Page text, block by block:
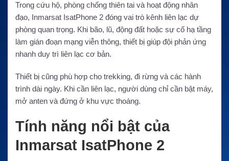
Trong cứu hộ, phòng chống thiên tai và hoạt động nhân
đạo, Inmarsat IsatPhone 2 đóng vai trò kênh liên lạc dự
phòng quan trọng. Khi bão, lũ, động đất hoặc sự cố hạ tầng
làm gián đoạn mạng viễn thông, thiết bị giúp đội phản ứng
nhanh duy trì liên lạc cơ bản.
Thiết bị cũng phù hợp cho trekking, đi rừng và các hành
trình dài ngày. Khi cần liên lạc, người dùng chỉ cần bật máy,
mở anten và đứng ở khu vực thoáng.
Tính năng nổi bật của
Inmarsat IsatPhone 2